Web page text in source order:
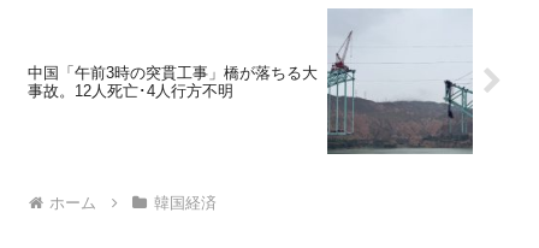
中国「午前3時の突貫工事」橋が落ちる大
事故。12人死亡･4人行方不明
ホーム 韓国経済